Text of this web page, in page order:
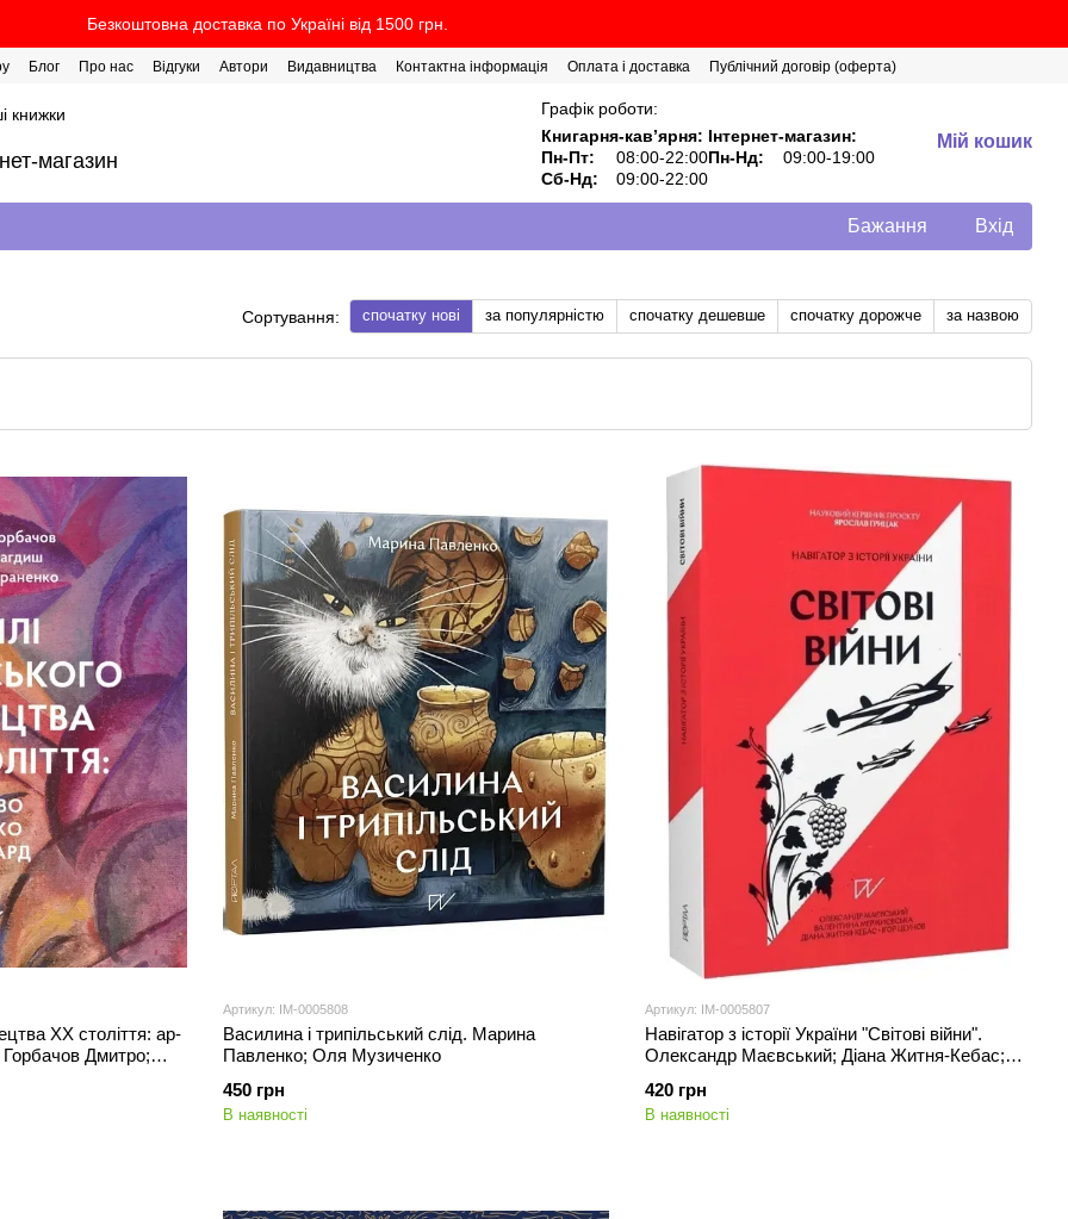
Безкоштовна доставка по Україні від 1500 грн.
Блог Про нас Відгуки Автори Видавництва Контактна інформація Оплата і доставка
Публічний договір (оферта)
книжки
магазин
Графік роботи:
Книгарня-кавʼярня: Інтернет-магазин:
Пн-Пт:
08:00-22:00Пн-Нд:
09:00-19:00
Сб-Нд:
09:00-22:00
Мій кошик
Бажання Вхід
Сортування: спочатку нові за популярністю спочатку дешевше спочатку дорожче за назвою
XX століття: ар-
Дмитро;
Артикул: IM-0005808
Василина і трипільський слід. Марина
Павленко; Оля Музиченко
450 грн
В наявності
Артикул: IM-0005807
Навігатор з історії України "Світові війни".
Олександр Маєвський; Діана Житня-Кебас;
420 грн
В наявності